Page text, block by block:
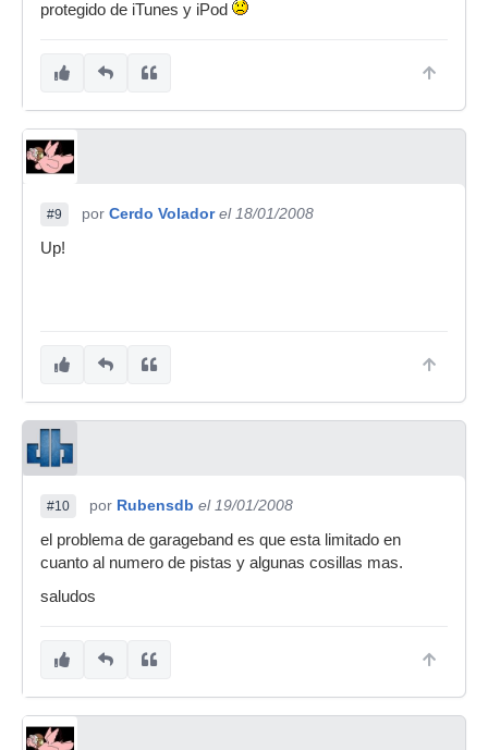
protegido de iTunes y iPod
#9 por Cerdo Volador el 18/01/2008
Up!
#10 por Rubensdb el 19/01/2008
el problema de garageband es que esta limitado en
cuanto al numero de pistas y algunas cosillas mas.
saludos